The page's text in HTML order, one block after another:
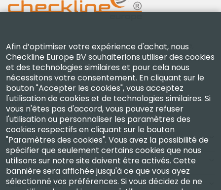
Checkline Europe B.V. — spécialistes de la fourniture,
de l'étalonnage, de la certification et de la réparation
d'instruments de mesure de haute précision.
Entreprise
Compte
Nous Contacter
Afin d’optimiser votre expérience d'achat, nous
Checkline Europe BV souhaiterions utiliser des cookies
et des technologies similaires et pour cela nous
nécessitons votre consentement. En cliquant sur le
bouton "Accepter les cookies", vous acceptez
l'utilisation de cookies et de technologies similaires. Si
vous n'êtes pas d'accord, vous pouvez refuser
l'utilisation ou personnaliser les paramètres des
cookies respectifs en cliquant sur le bouton
"Paramètres des cookies". Vous avez la possibilité de
spécifier que seulement certains cookies que nous
utilisons sur notre site doivent être activés. Cette
bannière sera affichée jusqu'à ce que vous ayez
sélectionné vos préférences. Si vous décidez de ne